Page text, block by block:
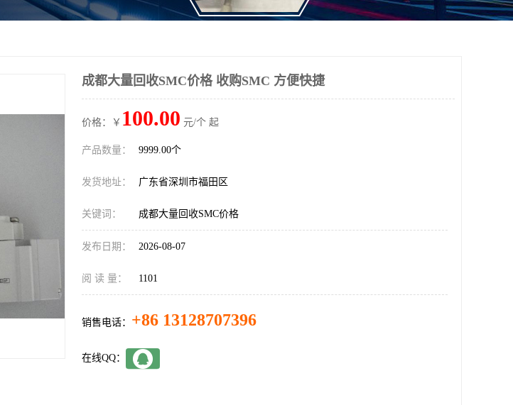
成都大量回收SMC价格 收购SMC 方便快捷
价格：￥ 100.00 元/个 起
产品数量： 9999.00个
发货地址： 广东省深圳市福田区
关键词： 成都大量回收SMC价格
发布日期： 2026-08-07
阅 读 量： 1101
销售电话： +86 13128707396
在线QQ：